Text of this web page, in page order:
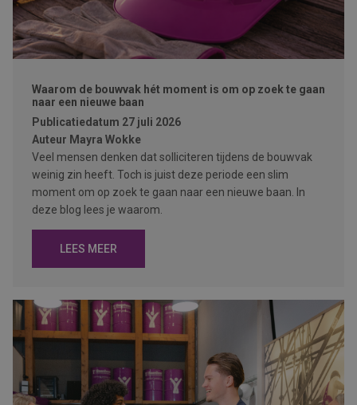
Waarom de bouwvak hét moment is om op zoek te gaan
naar een nieuwe baan
Publicatiedatum 27 juli 2026
Auteur Mayra Wokke
Veel mensen denken dat solliciteren tijdens de bouwvak
weinig zin heeft. Toch is juist deze periode een slim
moment om op zoek te gaan naar een nieuwe baan. In
deze blog lees je waarom.
LEES MEER